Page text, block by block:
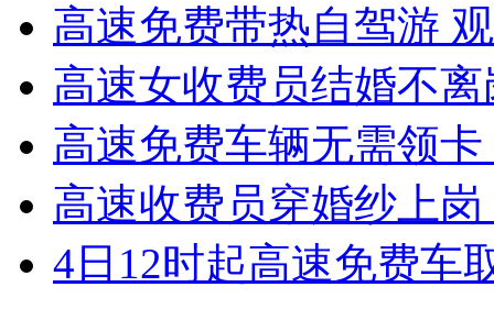
无痛分娩是否安全 医生回应
外交部：反对强权政治霸凌主义
外交部：有关国家言论片面不公正
安徽一实载49人客车翻车
高速免费带热自驾游
高速女收费员结婚不
高速免费车辆无需领
高速收费员穿婚纱上
4日12时起高速免费车